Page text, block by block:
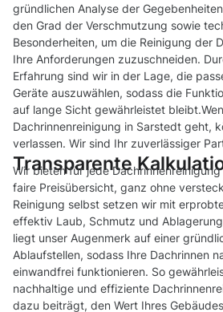
gründlichen Analyse der
den Grad der Verschmutzung sowie
Besonderheiten, um die Reinigung der
Ihre Anforderungen zuzuschneiden.
Erfahrung sind wir in der Lage, die
Geräte auszuwählen, sodass die
auf lange Sicht gewährleistet
Dachrinnenreinigung in Sarstedt geht,
verlassen. Wir sind Ihr zuverlässiger
Transparente
Wir bieten für jede
faire Preisübersicht, ganz ohne
Reinigung selbst setzen wir mit
effektiv Laub, Schmutz und
liegt unser Augenmerk auf einer
Ablaufstellen, sodass Ihre Dachrinnen
einwandfrei funktionieren. So
nachhaltige und effiziente
dazu beiträgt, den Wert Ihres